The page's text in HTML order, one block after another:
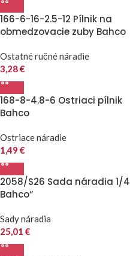
166-6-16-2.5-12 Pílnik na
obmedzovacie zuby Bahco
Ostatné ručné náradie
3,28€
168-8-4.8-6 Ostriaci pílnik
Bahco
Ostriace náradie
1,49 €
2058/S26 Sada náradia 1/4
Bahco“
Sady náradia
25,01 €